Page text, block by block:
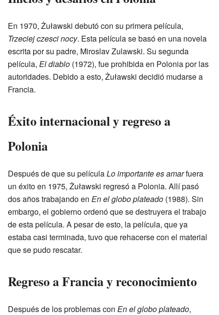
En 1970, Żuławski debutó con su primera película,
Trzeciej czesci nocy. Esta película se basó en una novela
escrita por su padre, Miroslav Zulawski. Su segunda
película, El diablo (1972), fue prohibida en Polonia por las
autoridades. Debido a esto, Żuławski decidió mudarse a
Francia.
Éxito internacional y regreso a
Polonia
Después de que su películaLo importante es amarfuera
un éxito en 1975, Żuławski regresó a Polonia. Allí pasó
dos años trabajando en En el globo plateado (1988). Sin
embargo, el gobierno ordenó que se destruyera el trabajo
de esta película. A pesar de esto, la película, que ya
estaba casi terminada, tuvo que rehacerse con el material
que se pudo rescatar.
Regreso a Francia y reconocimiento
Después de los problemas con En el globo plateado,